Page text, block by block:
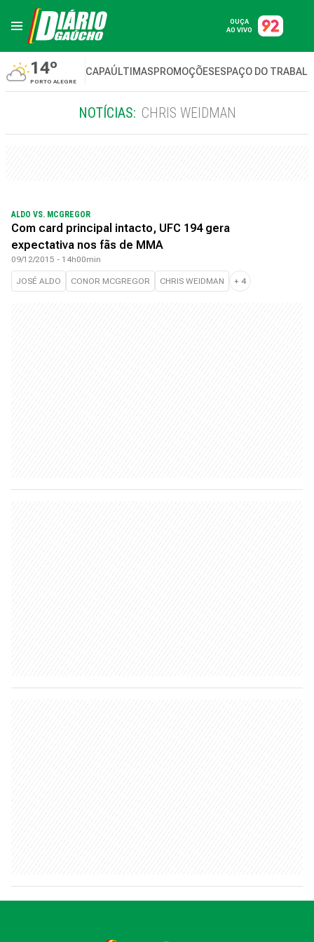
OUÇA
AO VIVO
14º
PORTO ALEGRE
CAPAÚLTIMASPROMOÇÕESESPAÇO DO
NOTÍCIAS: CHRIS WEIDMAN
ALDO VS. MCGREGOR
Com card principal intacto, UFC 194 gera
expectativa nos fãs de MMA
09/12/2015 - 14h00min
JOSÉ ALDO CONOR MCGREGOR CHRIS WEIDMAN + 4